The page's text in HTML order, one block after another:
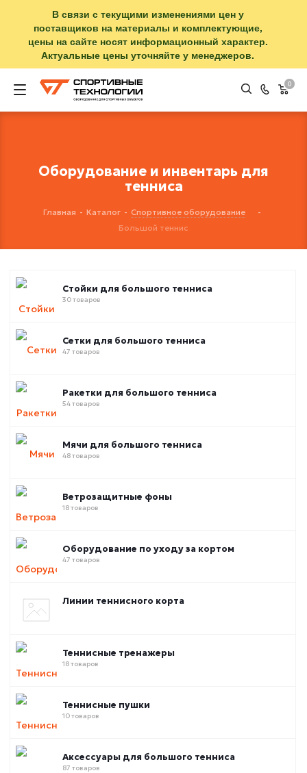
В связи с текущими изменениями цен у
поставщиков на материалы и комплектующие,
цены на сайте носят информационный характер.
Актуальные цены уточняйте у менеджеров.
0
Оборудование и инвентарь для
тенниса
Главная - Каталог - Спортивное оборудование
-
Большой теннис
Стойки для большого тенниса
30 товаров
Сетки для большого тенниса
47 товаров
Ракетки для большого тенниса
54 товаров
Мячи для большого тенниса
48 товаров
Ветрозащитные фоны
18 товаров
Оборудование по уходу за кортом
47 товаров
Линии теннисного корта
Теннисные тренажеры
18 товаров
Теннисные пушки
10 товаров
Аксессуары для большого тенниса
87 товаров